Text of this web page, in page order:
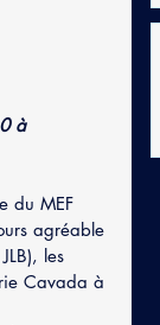
à
du MEF
agréable
les
Cavada à